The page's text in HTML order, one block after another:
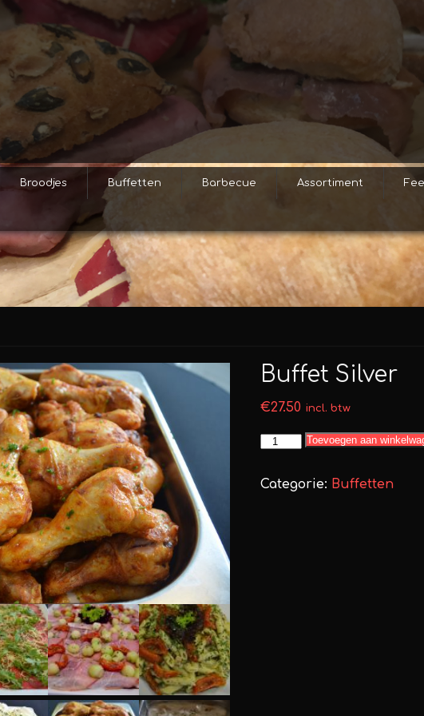
Broodjes Buffetten Barbecue Assortiment
Buffet Silver
€27.50 incl. btw
Buffet
aantal
Toevoegen aan
Categorie: Buffetten